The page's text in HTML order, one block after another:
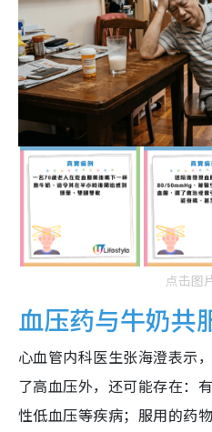
点击图
血压药与牛奶共
心血管内科医生张海澄表示
了高血压外，还可能存在：
性低血压等疾病；服用的药